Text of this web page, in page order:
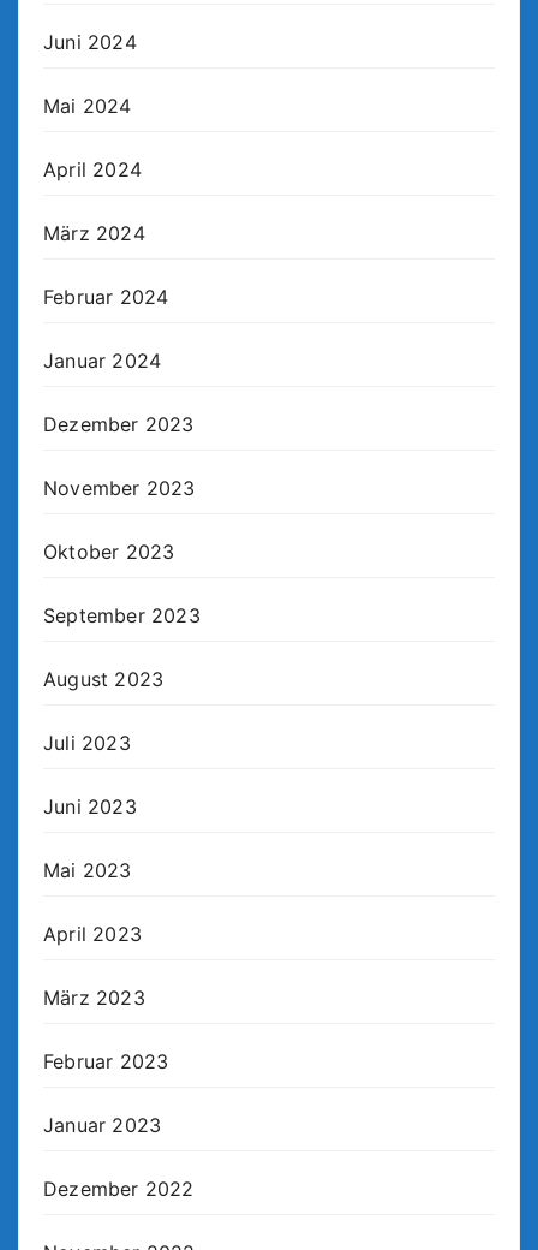
Juni 2024
Mai 2024
April 2024
März 2024
Februar 2024
Januar 2024
Dezember 2023
November 2023
Oktober 2023
September 2023
August 2023
Juli 2023
Juni 2023
Mai 2023
April 2023
März 2023
Februar 2023
Januar 2023
Dezember 2022